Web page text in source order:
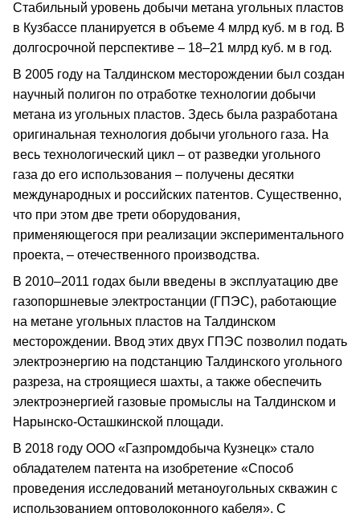
Стабильный уровень добычи метана угольных пластов
в Кузбассе планируется в объеме 4 млрд куб. м в год. В
долгосрочной перспективе – 18–21 млрд куб. м в год.
В 2005 году на Талдинском месторождении был создан
научный полигон по отработке технологии добычи
метана из угольных пластов. Здесь была разработана
оригинальная технология добычи угольного газа. На
весь технологический цикл – от разведки угольного
газа до его использования – получены десятки
международных и российских патентов. Существенно,
что при этом две трети оборудования,
применяющегося при реализации экспериментального
проекта, – отечественного производства.
В 2010–2011 годах были введены в эксплуатацию две
газопоршневые электростанции (ГПЭС), работающие
на метане угольных пластов на Талдинском
месторождении. Ввод этих двух ГПЭС позволил подать
электроэнергию на подстанцию Талдинского угольного
разреза, на строящиеся шахты, а также обеспечить
электроэнергией газовые промыслы на Талдинском и
Нарынско-Осташкинской площади.
В 2018 году ООО «Газпромдобыча Кузнецк» стало
обладателем патента на изобретение «Способ
проведения исследований метаноугольных скважин с
использованием оптоволоконного кабеля». С